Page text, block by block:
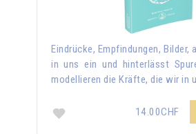
Eindrücke, Empfindungen, Bilder,
in uns ein und hinterlässt
modellieren die Kräfte, die wir in
14.00CHF